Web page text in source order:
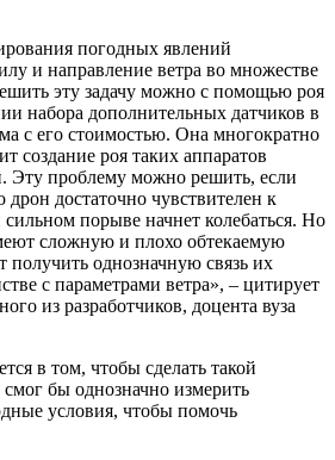
погодных явлений
и направление ветра во множестве
эту задачу можно с помощью роя
набора дополнительных датчиков в
с его стоимостью. Она многократно
создание роя таких аппаратов
Эту проблему можно решить, если
дрон достаточно чувствителен к
порыве начнет колебаться. Но
сложную и плохо обтекаемую
получить однозначную связь их
с параметрами ветра», – цитирует
из разработчиков, доцента вуза
в том, чтобы сделать такой
бы однозначно измерить
условия, чтобы помочь